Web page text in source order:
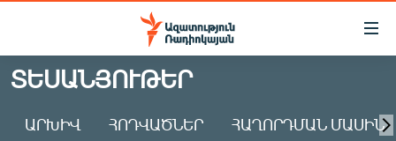
Մատչելիության
Անցնել
հիմնական
Անցնել
ԱԶԱՏՈՒԹՅՈՒՆ TV
ՀԱՅԱՍՏԱՆ
ՏԵՍԱՆՅՈՒԹԵՐ
ԱՐԽԻՎ ՀՈԴՎԱԾՆԵՐ ՀԱՂՈՐԴՄԱՆ ՄԱՍԻՆ